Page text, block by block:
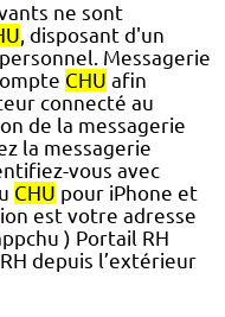
ne sont
, disposant d'un
Messagerie
CHU afin
connecté au
de la messagerie
la messagerie
vous avec
CHU pour iPhone et
est votre adresse
) Portail RH
depuis l’extérieur